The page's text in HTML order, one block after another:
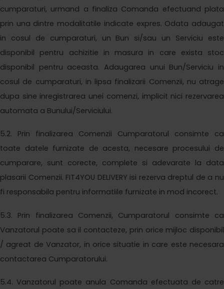
cumparaturi, urmand a finaliza Comanda efectuand plata
prin una dintre modalitatile indicate expres. Odata adaugat
in cosul de cumparaturi, un Bun si/sau un Serviciu este
disponibil pentru achizitie in masura in care exista stoc
disponibil pentru aceasta. Adaugarea unui Bun/Serviciu in
cosul de cumparaturi, in lipsa finalizarii Comenzii, nu atrage
dupa sine inregistrarea unei comenzi, implicit nici rezervarea
automata a Bunului/Serviciului.
5.2. Prin finalizarea Comenzii Cumparatorul consimte ca
toate datele furnizate de acesta, necesare procesului de
cumparare, sunt corecte, complete si adevarate la data
plasarii Comenzii. FIT4YOU DELIVERY isi rezerva dreptul de a nu
fi responsabila pentru informatiile furnizate in mod incorect.
5.3. Prin finalizarea Comenzii, Cumparatorul consimte ca
Vanzatorul poate sa il contacteze, prin orice mijloc disponibil
/ agreat de Vanzator, in orice situatie in care este necesara
contactarea Cumparatorului.
5.4. Vanzatorul poate anula Comanda efectuata de catre